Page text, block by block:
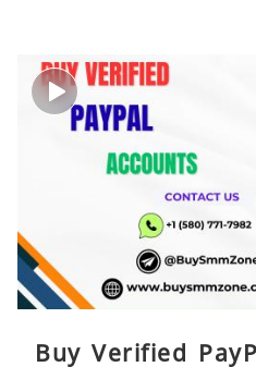
Buy Verified